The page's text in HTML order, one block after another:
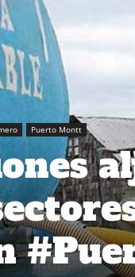
Puerto Montt